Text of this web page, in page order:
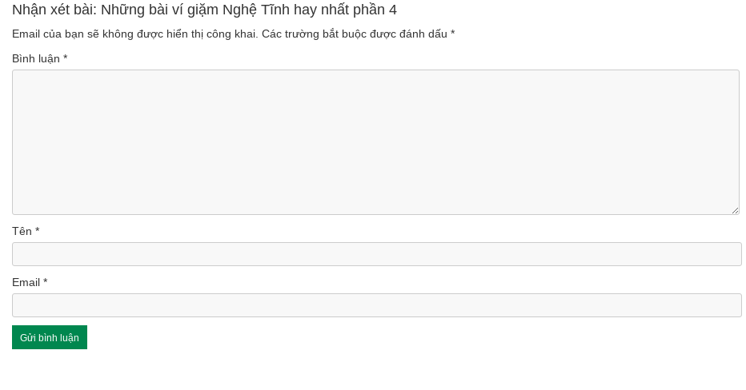
Nhận xét bài: Những bài ví giặm Nghệ Tĩnh hay nhất phần 4
Email của bạn sẽ không được hiển thị công khai. Các trường bắt buộc được đánh dấu *
Bình luận *
Tên *
Email *